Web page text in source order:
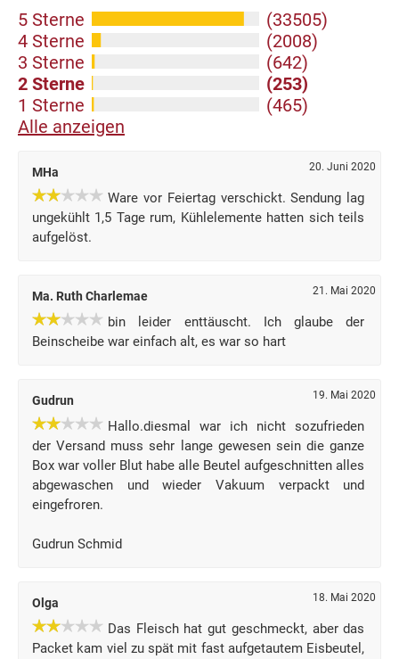
5 Sterne
(33505)
4 Sterne
(2008)
3 Sterne
(642)
2 Sterne
(253)
1 Sterne
(465)
Alle anzeigen
MHa 20. Juni 2020
Ware vor Feiertag verschickt. Sendung lag
ungekühlt 1,5 Tage rum, Kühlelemente hatten sich teils
aufgelöst.
Ma. Ruth Charlemae 21. Mai 2020
bin leider enttäuscht. Ich glaube der
Beinscheibe war einfach alt, es war so hart
Gudrun 19. Mai 2020
Hallo.diesmal war ich nicht sozufrieden
der Versand muss sehr lange gewesen sein die ganze
Box war voller Blut habe alle Beutel aufgeschnitten alles
abgewaschen und wieder Vakuum verpackt und
eingefroren.
Gudrun Schmid
Olga 18. Mai 2020
Das Fleisch hat gut geschmeckt, aber das
Packet kam viel zu spät mit fast aufgetautem Eisbeutel,